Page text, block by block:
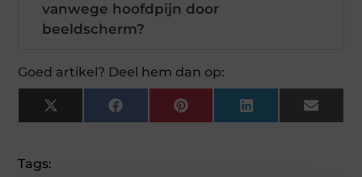
vanwege hoofdpijn door
beeldscherm?
Goed artikel? Deel hem dan op:
X
(Twitter)
FacebookPinterestLinkedInEmail
Tags: